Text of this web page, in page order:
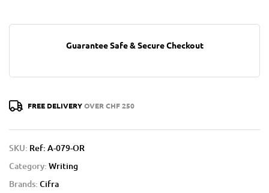
Guarantee Safe & Secure Checkout
FREE DELIVERYOVER CHF 250
SKU: Ref: A-079-OR
Category: Writing
Brands: Cifra